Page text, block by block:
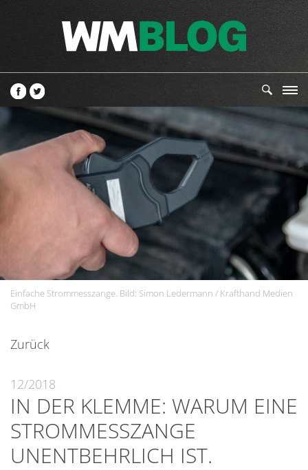
Einfache Strommesszange. Bild: Simon Ledermann / Krafthand Medien
GmbH
Zurück
12/2018
IN DER KLEMME: WARUM EINE
STROMMESSZANGE
UNENTBEHRLICH IST.